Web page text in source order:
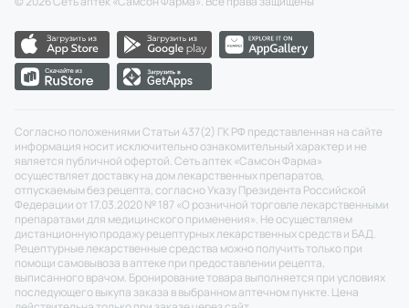
Согласно положениями Статьи 437(2) ГК РФ представленная на сайте
информация носит исключительно ознакомительный характер и не
является публичной офертой. Сеть аптек «Самсон Фарма»
осуществляет доставку на дом лекарственных препаратов,
отпускаемым без рецепта, согласно Указу Президента Российской
Федерации от 17.03.2020 № 187 «О розничной торговле лекарственными
препаратами для медицинского применения». Не осуществляем
дистанционную продажу рецептурных лекарственных средств и БАД.
Рецептурные лекарственные средства можно получить только при
помощи самовывоза в аптеке при предоставлении рецепта,
выписанного врачом. Бронирование товара выполняется при условиях
последующего выкупа заказа в выбранном аптечном пункте. Цена